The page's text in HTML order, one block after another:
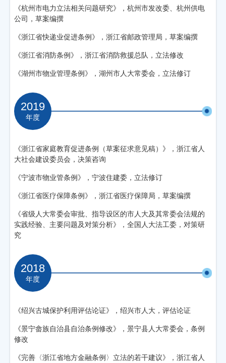
《杭州市电力立法相关问题研究》，杭州市发改委、杭州供电
公司，草案编撰
《浙江省快递业促进条例》，浙江省邮政管理局，草案编撰
《浙江省消防条例》，浙江省消防救援总队，立法修改
《湖州市物业管理条例》，湖州市人大常委会，立法修订
2019
年度
《浙江省家庭教育促进条例（草案征求意见稿）》，浙江省人
大社会建设委员会，决策咨询
《宁波市物业管条例》，宁波住建委，立法修订
《浙江省医疗保障条例》，浙江省医疗保障局，草案编撰
《省级人大常委会审批、指导设区的市人大及其常委会法规的
实践经验、主要问题及对策分析》，全国人大法工委，对策研
究
2018
年度
《绍兴古城保护利用评估论证》，绍兴市人大，评估论证
《景宁畲族自治县自治条例修改》，景宁县人大常委会，条例
修改
《完善〈浙江省地方金融条例〉立法的若干建议》，浙江省人